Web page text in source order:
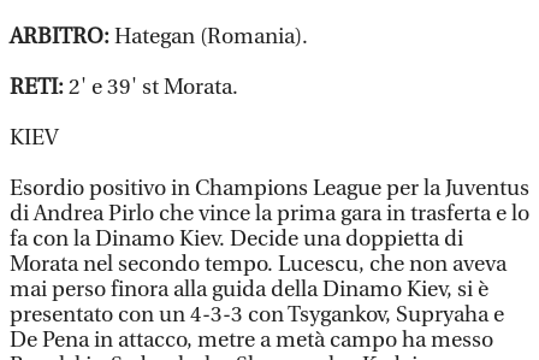
ARBITRO:Hategan (Romania).
RETI:2' e 39' st Morata.
KIEV
Esordio positivo in Champions League per la Juventus
di Andrea Pirlo che vince la prima gara in trasferta e lo
fa con la Dinamo Kiev. Decide una doppietta di
Morata nel secondo tempo. Lucescu, che non aveva
mai perso finora alla guida della Dinamo Kiev, si è
presentato con un 4-3-3 con Tsygankov, Supryaha e
De Pena in attacco, metre a metà campo ha messo